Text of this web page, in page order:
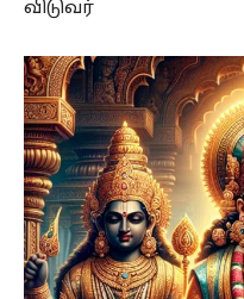
விடுவர்